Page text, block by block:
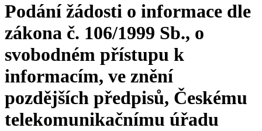
Podání žádosti o informace dle
zákona č. 106/1999 Sb., o
svobodném přístupu k
informacím, ve znění
pozdějších předpisů, Českému
telekomunikačnímu úřadu